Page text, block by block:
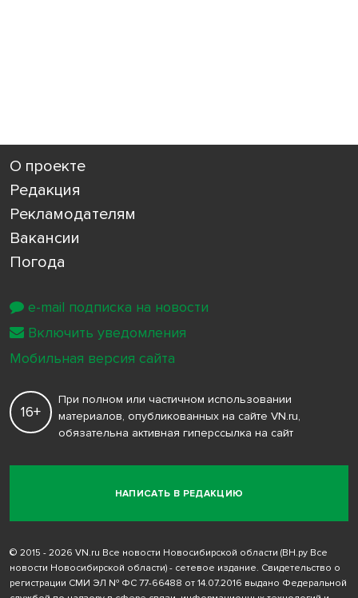
О проекте
Редакция
Рекламодателям
Вакансии
Погода
НАПИСАТЬ В РЕДАКЦИЮ
16+
При полном или частичном использовании
материалов, опубликованных на сайте VN.ru,
обязательна активная гиперссылка на сайт
© 2015 - 2026 VN.ru Все новости Новосибирской области (ВН.ру Все
новости Новосибирской области) - сетевое издание. Свидетельство о
регистрации СМИ ЭЛ № ФС 77-66488 от 14.07.2016 выдано Федеральной
e-mail подписка на новости
Включить уведомления
Мобильная версия сайта